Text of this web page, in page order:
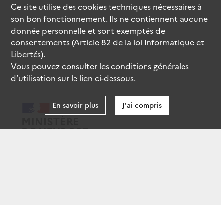
Ce site utilise descookiestechniques nécessaires à
son bon fonctionnement. Ils ne contiennent aucune
donnée personnelle et sont exemptés de
consentements (Article 82 de la loi Informatique et
Libertés).
Vous pouvez consulter les conditions générales
d’utilisation sur le lien ci-dessous.
En savoir plus J'ai compris